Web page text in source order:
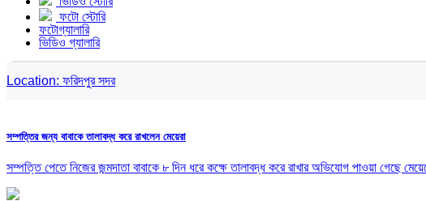
ফটো স্টোরি
ফটোগ্যালারি
ভিডিও গ্যালারি
Location: ফরিদপুর সদর
সম্পত্তির জন্য বাবাকে তালাবদ্ধ করে রাখলেন মেয়েরা
সম্পত্তি পেতে নিজের জন্মদাতা বাবাকে ৮ দিন ধরে কক্ষে তালাবদ্ধ করে রাখার অভিযোগ পাওয়া গেছে